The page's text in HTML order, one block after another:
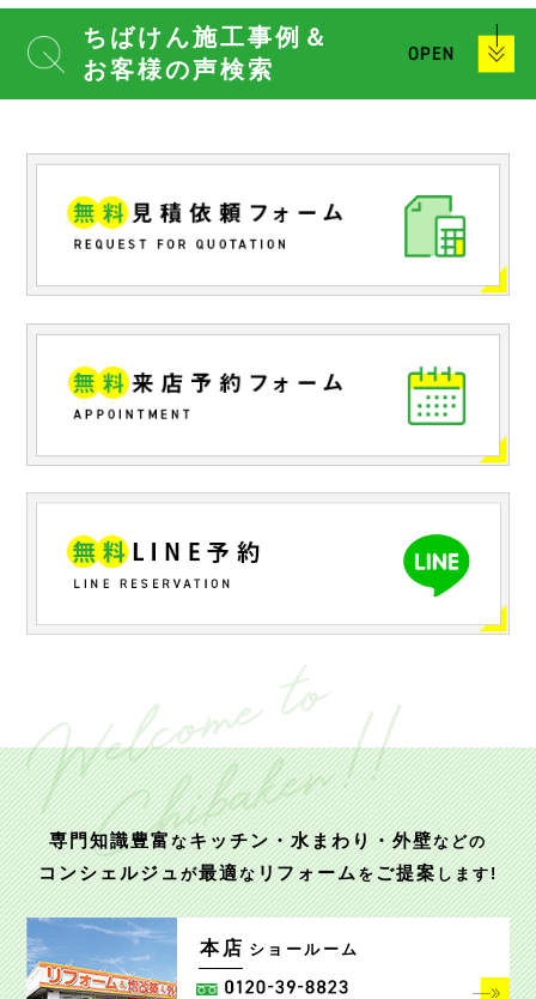
ちばけん施工事例＆
お客様の声検索
専門知識豊富なキッチン・水まわり・外壁などの
コンシェルジュが最適なリフォームをご提案します!
本店 ショールーム